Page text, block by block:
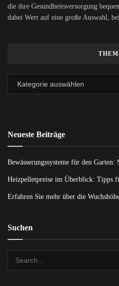
die ihre Gesundheitsversorgung
dabei Wert auf eine große Auswahl,
Neueste Beiträge
Bewässerungssysteme für den Garten:
Heizpelletpreise im Überblick: Tipps
Erfahren Sie mehr über die
Suchen